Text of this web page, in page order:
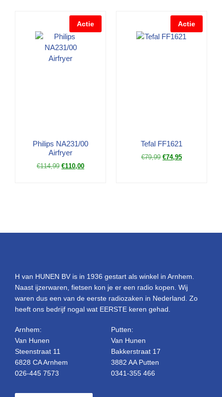
Actie
Philips NA231/00
Airfryer
€114,99 €110,00
Actie
Tefal FF1621
€79,99 €74,95
H van HUNEN BV is in 1936 gestart als winkel in Arnhem.
Naast ijzerwaren, fietsen kon je er een radio kopen. Wij
waren dus een van de eerste radiozaken in Nederland. Zo
heeft ons bedrijf nogal wat EERSTE keren gehad.
Arnhem:
Van Hunen
Steenstraat 11
6828 CA Arnhem
026-445 7573
Putten:
Van Hunen
Bakkerstraat 17
3882 AA Putten
0341-355 466